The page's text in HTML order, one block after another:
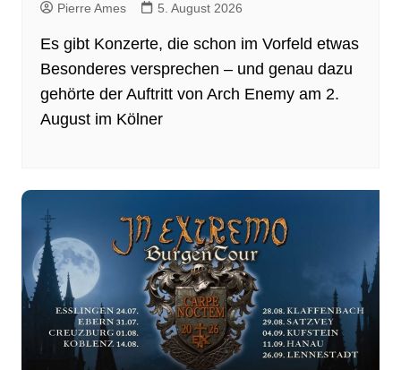
Pierre Ames 5. August 2026
Es gibt Konzerte, die schon im Vorfeld etwas
Besonderes versprechen – und genau dazu
gehörte der Auftritt von Arch Enemy am 2.
August im Kölner